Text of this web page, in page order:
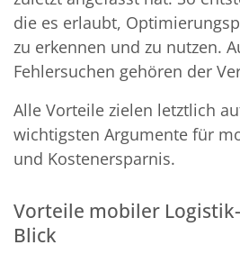
die es erlaubt,
zu erkennen und zu nutzen.
Fehlersuchen gehören der
Alle Vorteile zielen letztlich
wichtigsten Argumente für
und Kostenersparnis.
Vorteile mobiler
Blick